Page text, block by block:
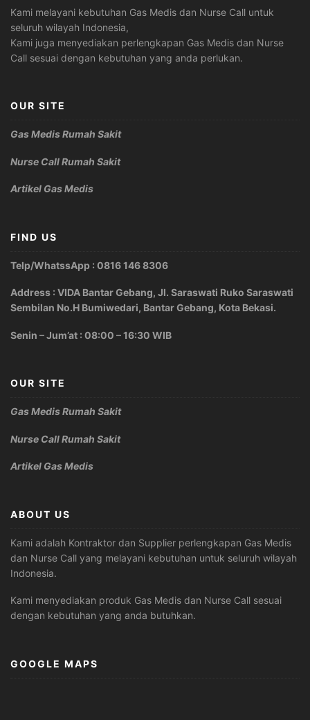
Kami melayani kebutuhan Gas Medis dan Nurse Call untuk
seluruh wilayah Indonesia,
Kami juga menyediakan perlengkapan Gas Medis dan Nurse
Call sesuai dengan kebutuhan yang anda perlukan.
OUR SITE
Gas Medis Rumah Sakit
Nurse Call Rumah Sakit
Artikel Gas Medis
FIND US
Telp/WhatssApp : 0816 146 8306
Address : VIDA Bantar Gebang, Jl. Saraswati Ruko Saraswati
Sembilan No.H Bumiwedari, Bantar Gebang, Kota Bekasi.
Senin – Jum’at : 08:00 – 16:30 WIB
OUR SITE
Gas Medis Rumah Sakit
Nurse Call Rumah Sakit
Artikel Gas Medis
ABOUT US
Kami adalah Kontraktor dan Supplier perlengkapan Gas Medis
dan Nurse Call yang melayani kebutuhan untuk seluruh wilayah
Indonesia.
Kami menyediakan produk Gas Medis dan Nurse Call sesuai
dengan kebutuhan yang anda butuhkan.
GOOGLE MAPS